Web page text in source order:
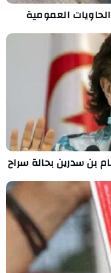
العمومية
بن سدرين بحالة سراح